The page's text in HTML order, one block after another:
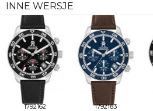
INNE WERSJE
1792162 1792163